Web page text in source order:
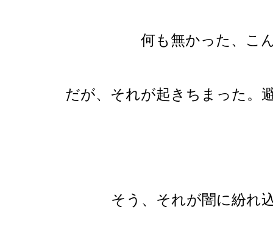
何も無かった、こ
だが、それが起きちまった。
そう、それが闇に紛れ